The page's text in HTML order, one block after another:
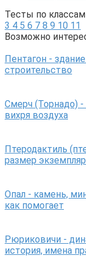
Тесты по классам
3 4 5 6 7 8 9 10 11
Возможно
Пентагон -
строительство
Смерч (Торнадо) -
вихря воздуха
Птеродактиль
размер
Опал - камень,
как помогает
Рюриковичи -
история, имена